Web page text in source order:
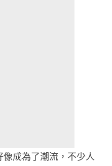
成為了潮流，不少人